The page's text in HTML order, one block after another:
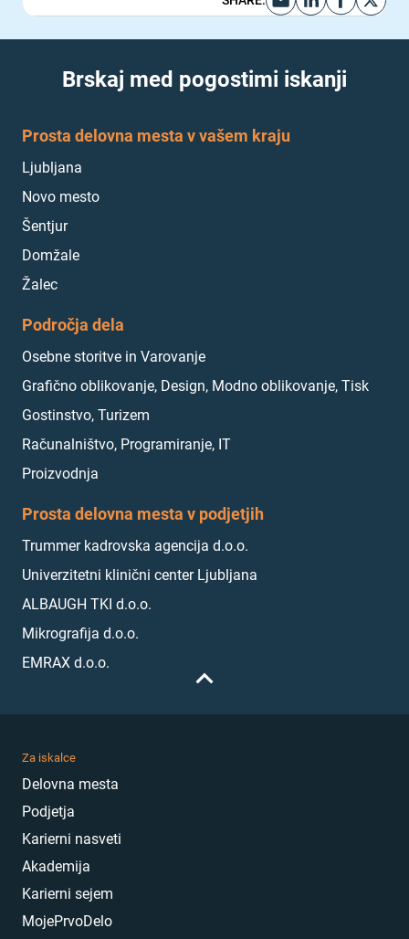
Brskaj med pogostimi iskanji
Prosta delovna mesta v vašem kraju
Ljubljana
Novo mesto
Šentjur
Domžale
Žalec
Področja dela
Osebne storitve in Varovanje
Grafično oblikovanje, Design, Modno oblikovanje, Tisk
Gostinstvo, Turizem
Računalništvo, Programiranje, IT
Proizvodnja
Prosta delovna mesta v podjetjih
Trummer kadrovska agencija d.o.o.
Univerzitetni klinični center Ljubljana
ALBAUGH TKI d.o.o.
Mikrografija d.o.o.
EMRAX d.o.o.
Za iskalce
Delovna mesta
Podjetja
Karierni nasveti
Akademija
Karierni sejem
MojePrvoDelo